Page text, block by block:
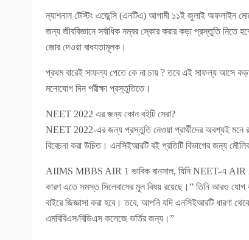
ন্যাশনাল টেস্টিং এজেন্সি (এনটিএ) আগামী ১১ই জুলাই অফলাইন
জন্য জীববিজ্ঞানে সর্বাধিক নম্বর স্কোর করার কড়া প্রস্তুতি নিতে
জোর দেওয়া বাধযতামূলক।
প্রথম বারেই সাফল্য পেতে কে না চায় ? তবে এই সাফল্য আসে কড়া
মনোযোগ দিন পরীক্ষা প্রস্তুতিতে।
NEET 2022 এর জন্য কোন বইটি সেরা?
NEET 2022-এর জন্য প্রস্তুতি নেওয়া প্রার্থীদের অবশ্যই মনে
বিবেচনা করা উচিত। এনসিইআরটি বই প্রতিটি বিভাগের জন্য
AIIMS MBBS AIR 1 ভাবিক বানসাল, যিনি NEET-এ AIR 2ও
কারণ এতে সমস্ত সিলেবাসের মূল বিষয় রয়েছে।” তিনি আরও যোগ
বাইরে জিজ্ঞাসা করা হবে। তবে, আপনি যদি এনসিইআরটি ধারণা
এমবিবিএস/বিডিএস কলেজে ভর্তির জন্য।”